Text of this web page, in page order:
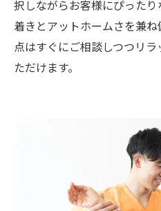
択しながらお客様にぴった
着きとアットホームさを兼
点はすぐにご相談しつつリ
ただけます。